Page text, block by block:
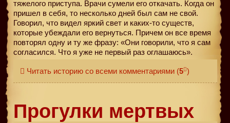
тяжелого приступа. Врачи сумели его откачать. Когда он
пришел в себя, то несколько дней был сам не свой.
Говорил, что видел яркий свет и каких-то существ,
которые убеждали его вернуться. Причем он все время
повторял одну и ту же фразу: «Они говорили, что я сам
согласился. Что я уже не первый раз оглашаюсь».
Читать историю со всеми комментариями (5 )
Прогулки мертвых